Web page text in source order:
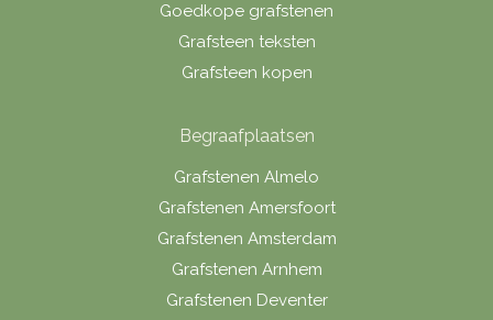
Goedkope grafstenen
Grafsteen teksten
Grafsteen kopen
Begraafplaatsen
Grafstenen Almelo
Grafstenen Amersfoort
Grafstenen Amsterdam
Grafstenen Arnhem
Grafstenen Deventer